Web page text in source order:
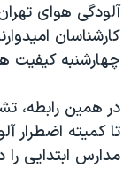
همایش
صفحه‌های ویژه
کارشناسان
چهارشنبه کیفیت
در همین رابطه،
تا کمیته اضطرار
مدارس ابتدایی را